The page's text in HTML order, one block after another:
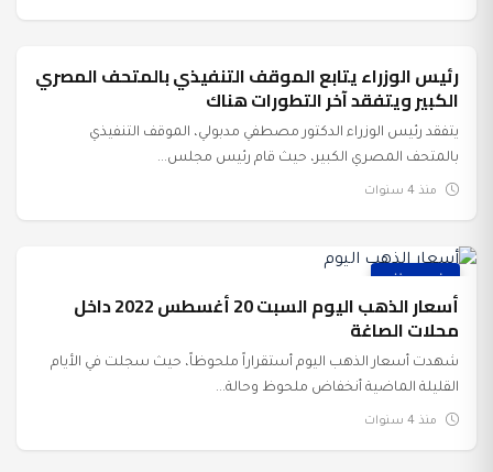
عرب وعالم
رئيس الوزراء يتابع الموقف التنفيذي بالمتحف المصري
الكبير ويتفقد آخر التطورات هناك
يتفقد رئيس الوزراء الدكتور مصطفي مدبولي، الموقف التنفيذي
بالمتحف المصري الكبير، حيث قام رئيس مجلس...
منذ 4 سنوات
أسعار الذهب اليوم السبت 20 أغسطس 2022 داخل
محلات الصاغة
شهدت أسعار الذهب اليوم أستقراراً ملحوظاً، حيث سجلت في الأيام
القليلة الماضية أنخفاض ملحوظ وحالة...
منذ 4 سنوات